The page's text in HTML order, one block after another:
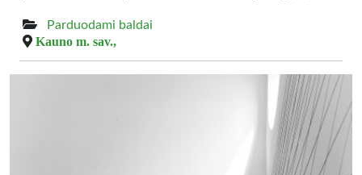
Parduodami baldai
Kauno m. sav.,